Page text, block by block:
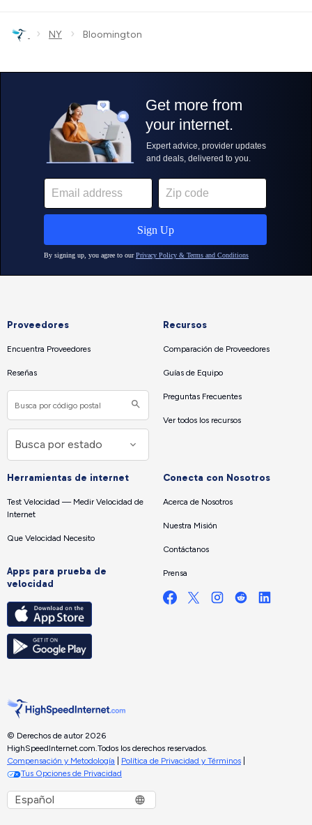
› NY › Bloomington
Proveedores
Encuentra Proveedores
Reseñas
Recursos
Comparación de Proveedores
Guías de Equipo
Preguntas Frecuentes
Ver todos los recursos
Herramientas de internet
Test Velocidad — Medir Velocidad de
Internet
Que Velocidad Necesito
Apps para prueba de
velocidad
Conecta con Nosotros
Acerca de Nosotros
Nuestra Misión
Contáctanos
Prensa
© Derechos de autor 2026
HighSpeedInternet.com. Todos los derechos reservados.
Compensación y Metodología
Política de Privacidad y Términos
Tus Opciones de Privacidad